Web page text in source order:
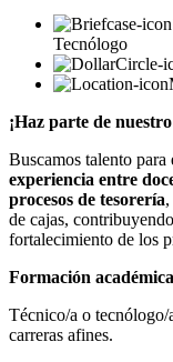
Tecnólogo
¡Haz parte de
Buscamos talento para
experiencia entre
procesos de tesorería
de cajas,
fortalecimiento de los
Formación
Técnico/a o tecnólogo/
carreras afines.